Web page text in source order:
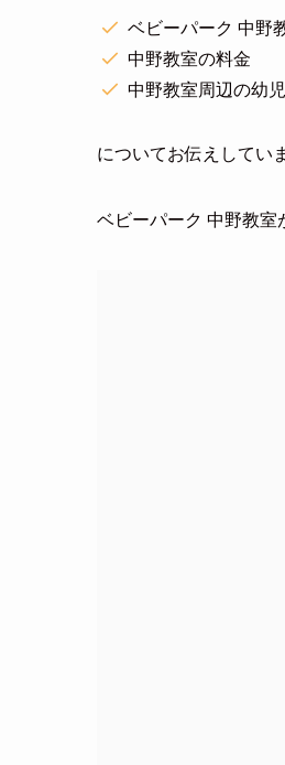
ベビーパーク 中野
中野教室の料金
中野教室周辺の幼
についてお伝えしてい
ベビーパーク 中野教室